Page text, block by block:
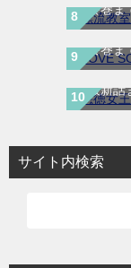
最終巻ま
LOVE
最終巻ま
悪徳女王
で最新話
サイト内検索